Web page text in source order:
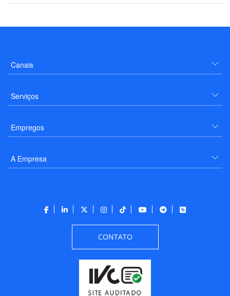
Canais
Serviços
Empregos
A Empresa
CONTATO